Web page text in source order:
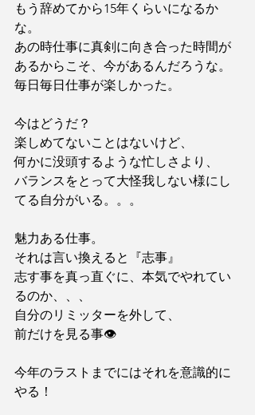
もう辞めてから15年くらいになるか
な。
あの時仕事に真剣に向き合った時間が
あるからこそ、今があるんだろうな。
毎日毎日仕事が楽しかった。
今はどうだ？
楽しめてないことはないけど、
何かに没頭するような忙しさより、
バランスをとって大怪我しない様にし
てる自分がいる。。。
魅力ある仕事。
それは言い換えると『志事』
志す事を真っ直ぐに、本気でやれてい
るのか、、、
自分のリミッターを外して、
前だけを見る事👁
今年のラストまでにはそれを意識的に
やる！